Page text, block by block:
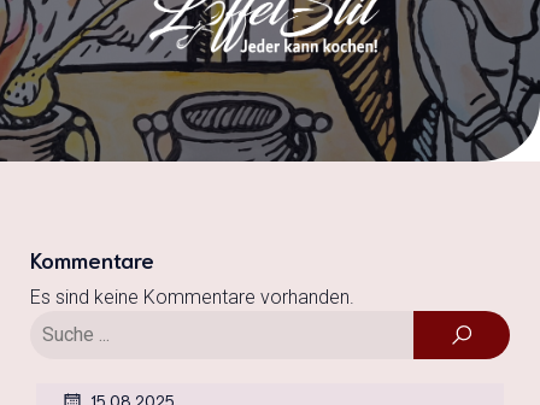
Kommentare
Es sind keine Kommentare vorhanden.
15.08.2025